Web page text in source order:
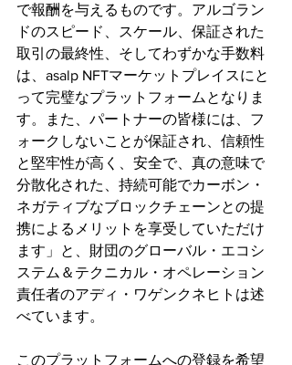
で報酬を与えるものです。アルゴラン
ドのスピード、スケール、保証された
取引の最終性、そしてわずかな手数料
は、asalp NFTマーケットプレイスにと
って完璧なプラットフォームとなりま
す。また、パートナーの皆様には、フ
ォークしないことが保証され、信頼性
と堅牢性が高く、安全で、真の意味で
分散化された、持続可能でカーボン・
ネガティブなブロックチェーンとの提
携によるメリットを享受していただけ
ます」と、財団のグローバル・エコシ
ステム＆テクニカル・オペレーション
責任者のアディ・ワゲンクネヒトは述
べています。
このプラットフォームへの登録を希望